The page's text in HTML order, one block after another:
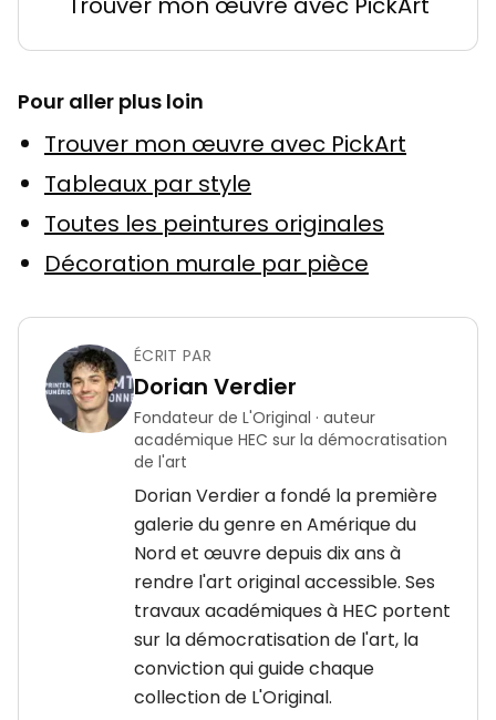
Pour aller plus loin
Trouver mon œuvre avec PickArt
Tableaux par style
Toutes les peintures originales
Décoration murale par pièce
ÉCRIT PAR
Dorian Verdier
Fondateur de L'Original · auteur
académique HEC sur la démocratisation
de l'art
Dorian Verdier a fondé la première
galerie du genre en Amérique du
Nord et œuvre depuis dix ans à
rendre l'art original accessible. Ses
travaux académiques à HEC portent
sur la démocratisation de l'art, la
conviction qui guide chaque
collection de L'Original.